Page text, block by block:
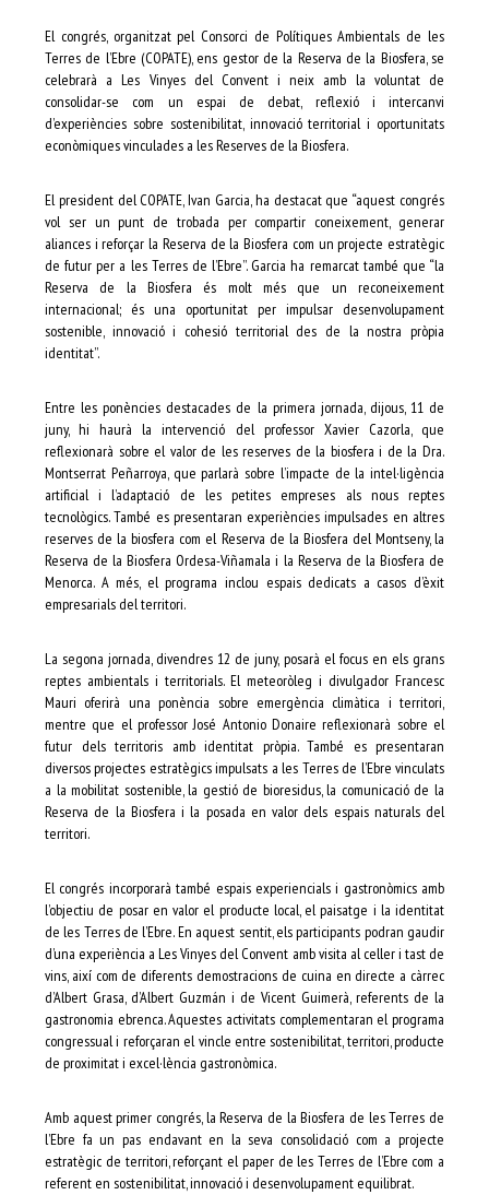
El congrés, organitzat pel Consorci de Polítiques Ambientals de les
Terres de l’Ebre (COPATE), ens gestor de la Reserva de la Biosfera, se
celebrarà a Les Vinyes del Convent i neix amb la voluntat de
consolidar-se com un espai de debat, reflexió i intercanvi
d’experiències sobre sostenibilitat, innovació territorial i oportunitats
econòmiques vinculades a les Reserves de la Biosfera.
El president del COPATE, Ivan Garcia, ha destacat que “aquest congrés
vol ser un punt de trobada per compartir coneixement, generar
aliances i reforçar la Reserva de la Biosfera com un projecte estratègic
de futur per a les Terres de l’Ebre”. Garcia ha remarcat també que “la
Reserva de la Biosfera és molt més que un reconeixement
internacional; és una oportunitat per impulsar desenvolupament
sostenible, innovació i cohesió territorial des de la nostra pròpia
identitat”.
Entre les ponències destacades de la primera jornada, dijous, 11 de
juny, hi haurà la intervenció del professor Xavier Cazorla, que
reflexionarà sobre el valor de les reserves de la biosfera i de la Dra.
Montserrat Peñarroya, que parlarà sobre l’impacte de la intel·ligència
artificial i l’adaptació de les petites empreses als nous reptes
tecnològics. També es presentaran experiències impulsades en altres
reserves de la biosfera com el Reserva de la Biosfera del Montseny, la
Reserva de la Biosfera Ordesa-Viñamala i la Reserva de la Biosfera de
Menorca. A més, el programa inclou espais dedicats a casos d’èxit
empresarials del territori.
La segona jornada, divendres 12 de juny, posarà el focus en els grans
reptes ambientals i territorials. El meteoròleg i divulgador Francesc
Mauri oferirà una ponència sobre emergència climàtica i territori,
mentre que el professor José Antonio Donaire reflexionarà sobre el
futur dels territoris amb identitat pròpia. També es presentaran
diversos projectes estratègics impulsats a les Terres de l’Ebre vinculats
a la mobilitat sostenible, la gestió de bioresidus, la comunicació de la
Reserva de la Biosfera i la posada en valor dels espais naturals del
territori.
El congrés incorporarà també espais experiencials i gastronòmics amb
l’objectiu de posar en valor el producte local, el paisatge i la identitat
de les Terres de l’Ebre. En aquest sentit, els participants podran gaudir
d’una experiència a Les Vinyes del Convent amb visita al celler i tast de
vins, així com de diferents demostracions de cuina en directe a càrrec
d’Albert Grasa, d’Albert Guzmán i de Vicent Guimerà, referents de la
gastronomia ebrenca. Aquestes activitats complementaran el programa
congressual i reforçaran el vincle entre sostenibilitat, territori, producte
de proximitat i excel·lència gastronòmica.
Amb aquest primer congrés, la Reserva de la Biosfera de les Terres de
l’Ebre fa un pas endavant en la seva consolidació com a projecte
estratègic de territori, reforçant el paper de les Terres de l’Ebre com a
referent en sostenibilitat, innovació i desenvolupament equilibrat.